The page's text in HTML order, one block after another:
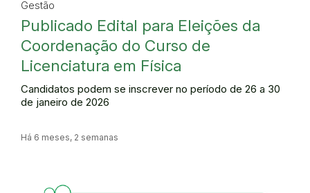
Gestão
Publicado Edital para Eleições da
Coordenação do Curso de
Licenciatura em Física
Candidatos podem se inscrever no período de 26 a 30
de janeiro de 2026
Há 6 meses, 2 semanas